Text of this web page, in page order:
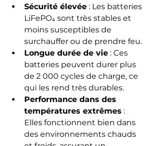
Sécurité élevée : Les batteries
LiFePO₄ sont très stables et
moins susceptibles de
surchauffer ou de prendre feu.
Longue durée de vie : Ces
batteries peuvent durer plus
de 2 000 cycles de charge, ce
qui les rend très durables.
Performance dans des
températures extrêmes :
Elles fonctionnent bien dans
des environnements chauds